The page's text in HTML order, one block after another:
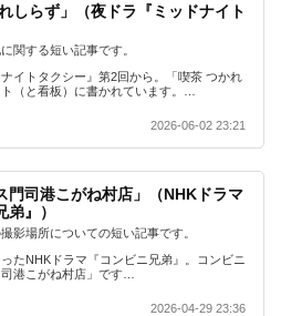
しらず」（夜ドラ『ミッドナイト
関する短い記事です。
イトタクシー』第2回から。「喫茶 つかれ
（と看板）に書かれています。…
2026-06-02 23:21
門司港こがね村店」（NHKドラマ
弟』）
影場所についての短い記事です。
たNHKドラマ『コンビニ兄弟』。コンビニ
司港こがね村店」です…
2026-04-29 23:36